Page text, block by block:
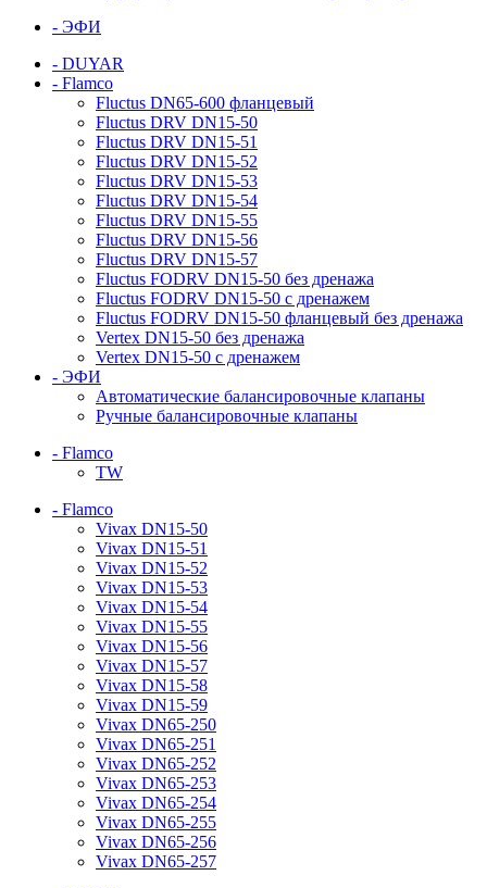
- ЭФИ
- DUYAR
- Flamco
Fluctus DN65-600 фланцевый
Fluctus DRV DN15-50
Fluctus DRV DN15-51
Fluctus DRV DN15-52
Fluctus DRV DN15-53
Fluctus DRV DN15-54
Fluctus DRV DN15-55
Fluctus DRV DN15-56
Fluctus DRV DN15-57
Fluctus FODRV DN15-50 без дренажа
Fluctus FODRV DN15-50 с дренажем
Fluctus FODRV DN15-50 фланцевый без дренажа
Vertex DN15-50 без дренажа
Vertex DN15-50 с дренажем
- ЭФИ
Автоматические балансировочные клапаны
Ручные балансировочные клапаны
- Flamco
TW
- Flamco
Vivax DN15-50
Vivax DN15-51
Vivax DN15-52
Vivax DN15-53
Vivax DN15-54
Vivax DN15-55
Vivax DN15-56
Vivax DN15-57
Vivax DN15-58
Vivax DN15-59
Vivax DN65-250
Vivax DN65-251
Vivax DN65-252
Vivax DN65-253
Vivax DN65-254
Vivax DN65-255
Vivax DN65-256
Vivax DN65-257